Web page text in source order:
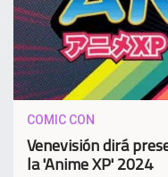
COMIC CON
Venevisión dirá
la 'Anime XP' 2024